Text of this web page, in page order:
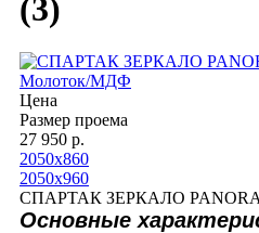
(3)
Молоток/МДФ
Цена
Размер проема
27 950 р.
2050х860
2050х960
СПАРТАК ЗЕРКАЛО
Основные